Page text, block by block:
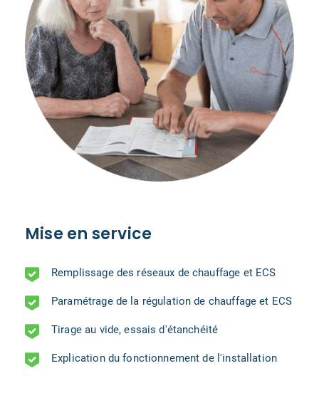
Mise en service
Remplissage des réseaux de chauffage et ECS
Paramétrage de la régulation de chauffage et ECS
Tirage au vide, essais d'étanchéité
Explication du fonctionnement de l'installation